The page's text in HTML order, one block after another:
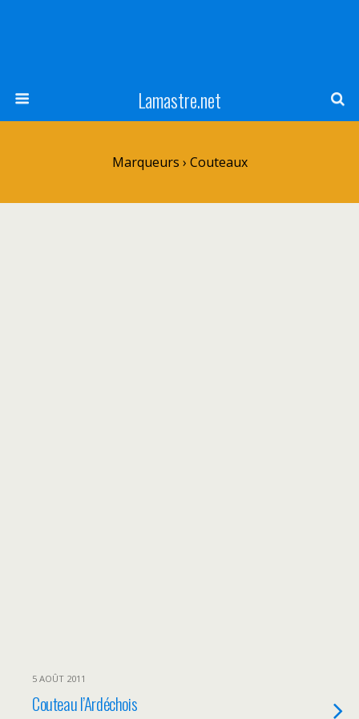
Lamastre.net
Marqueurs › Couteaux
5 AOÛT 2011
Couteau l’Ardéchois